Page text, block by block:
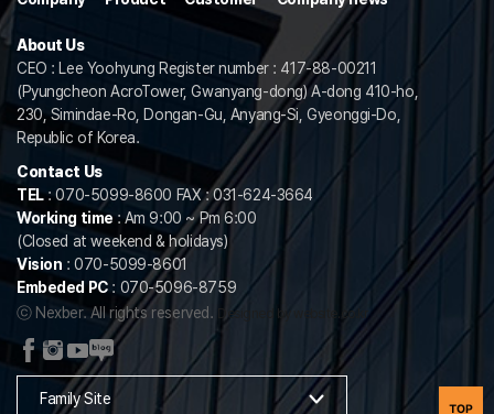
About Us
CEO : Lee Yoohyung Register number : 417-88-00211
(Pyungcheon AcroTower, Gwanyang-dong) A-dong 410-ho,
230, Simindae-Ro, Dongan-Gu, Anyang-Si, Gyeonggi-Do,
Republic of Korea.
Contact Us
TEL: 070-5099-8600 FAX : 031-624-3664
Working time : Am 9:00 ~ Pm 6:00
(Closed at weekend & holidays)
Vision : 070-5099-8601
Embeded PC: 070-5096-8759
ⓒ Nexber. All rights reserved. Designed by website.co.kr
Family Site